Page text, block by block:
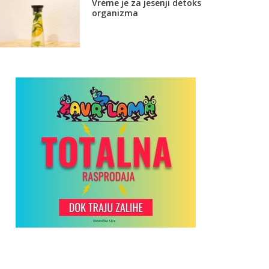
Vreme je za jesenji detoks
organizma